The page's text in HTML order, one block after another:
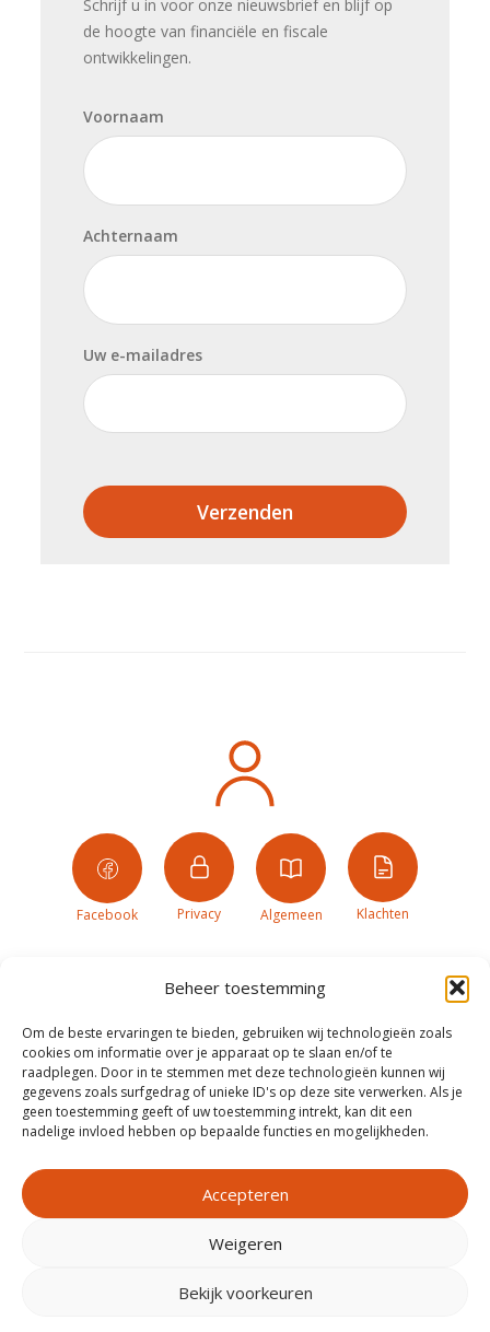
Beheer toestemming
Om de beste ervaringen te bieden, gebruiken wij technologieën zoals
cookies om informatie over je apparaat op te slaan en/of te
raadplegen. Door in te stemmen met deze technologieën kunnen wij
gegevens zoals surfgedrag of unieke ID's op deze site verwerken. Als je
geen toestemming geeft of uw toestemming intrekt, kan dit een
nadelige invloed hebben op bepaalde functies en mogelijkheden.
Accepteren
Weigeren
Bekijk voorkeuren
Schrijf u in voor onze nieuwsbrief en blijf op
de hoogte van financiële en fiscale
ontwikkelingen.
Voornaam
Achternaam
Uw e-mailadres
Verzenden
Facebook Privacy Algemeen Klachten